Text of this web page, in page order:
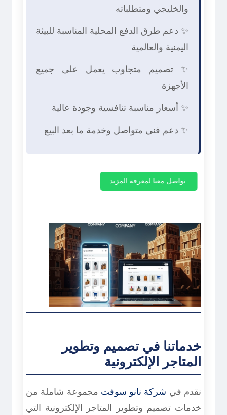
والخليجي ومتطلباته
✨ دعم طرق الدفع المحلية المناسبة للبيئة
اليمنية والعالمية
✨ تصميم متجاوب يعمل على جميع
الأجهزة
✨ أسعار مناسبة تنافسية وجودة عالية
✨ دعم فني متواصل وخدمة ما بعد البيع
تواصل معنا لمعرفة المزيد
خدماتنا في تصميم وتطوير
المتاجر الإلكترونية
نقدم في شركة نانو سوفت مجموعة شاملة من
خدمات تصميم وتطوير المتاجر الإلكترونية التي